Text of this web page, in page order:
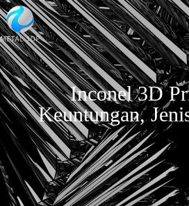
Inconel 3D
Keuntungan,